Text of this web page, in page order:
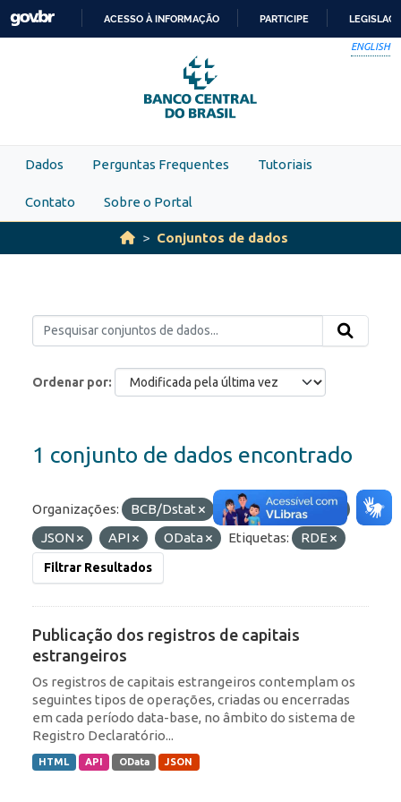
Skip to main content
PARA
O
CONTEÚDO
ACESSO À INFORMAÇÃO PARTICIPE
ENGLISH
Dados Perguntas Frequentes Tutoriais
Contato Sobre o Portal
Conjuntos de dados
Ordenar por
1 conjunto de dados encontrado
Organizações: BCB/Dstat Formatos:
HTML
JSON
API OData Etiquetas: RDE
Filtrar Resultados
Publicação dos registros de capitais
estrangeiros
Os registros de capitais estrangeiros contemplam os
seguintes tipos de operações, criadas ou encerradas
em cada período data-base, no âmbito do sistema de
Registro Declaratório...
HTML API OData JSON